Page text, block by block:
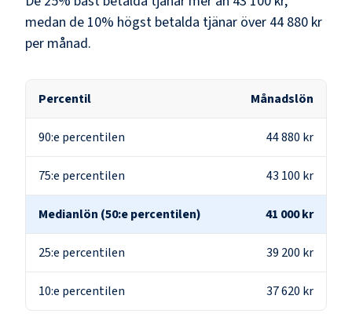
medan de 10% högst betalda tjänar över 44 880 kr
per månad.
Percentil Månadslön
90:e percentilen 44 880 kr
75:e percentilen 43 100 kr
Medianlön (50:e percentilen) 41 000 kr
25:e percentilen 39 200 kr
10:e percentilen 37 620 kr